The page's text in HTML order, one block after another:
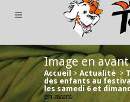
Image en avant
Accueil > Actualité >
des enfants au
les samedi 6 et
en avant